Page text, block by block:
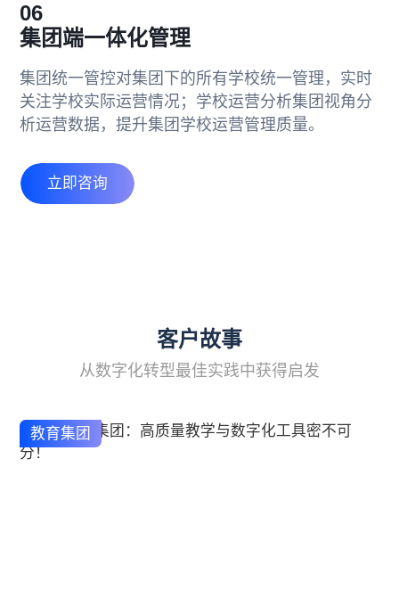
06
集团端一体化管理
集团统一管控对集团下的所有学校统一管理，实时
关注学校实际运营情况；学校运营分析集团视角分
析运营数据，提升集团学校运营管理质量。
立即咨询
客户故事
从数字化转型最佳实践中获得启发
教育集团